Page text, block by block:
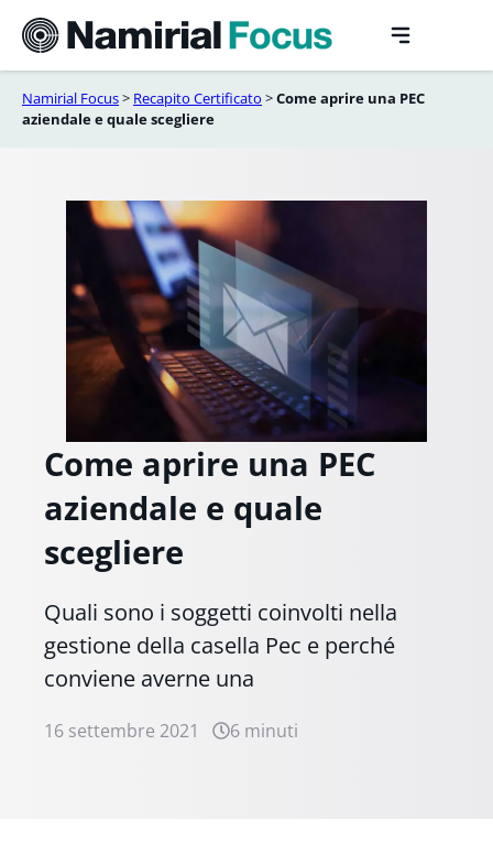
contenuto
Namirial Focus> Recapito Certificato >Come aprire una PEC
aziendale e quale scegliere
Come aprire una PEC
aziendale e quale
scegliere
Quali sono i soggetti coinvolti nella
gestione della casella Pec e perché
conviene averne una
16 settembre 2021 6 minuti